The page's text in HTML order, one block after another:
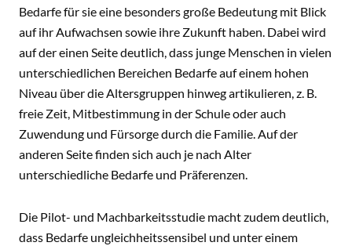
Bedarfe für sie eine besonders große Bedeutung mit Blick
auf ihr Aufwachsen sowie ihre Zukunft haben. Dabei wird
auf der einen Seite deutlich, dass junge Menschen in vielen
unterschiedlichen Bereichen Bedarfe auf einem hohen
Niveau über die Altersgruppen hinweg artikulieren, z. B.
freie Zeit, Mitbestimmung in der Schule oder auch
Zuwendung und Fürsorge durch die Familie. Auf der
anderen Seite finden sich auch je nach Alter
unterschiedliche Bedarfe und Präferenzen.
Die Pilot- und Machbarkeitsstudie macht zudem deutlich,
dass Bedarfe ungleichheitssensibel und unter einem